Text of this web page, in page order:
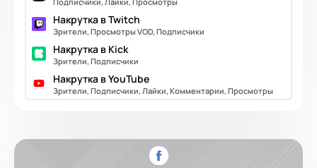
Накрутка в Twitch
Зрители, Просмотры VOD, Подписчики
Накрутка в Kick
Зрители, Подписчики
Накрутка в YouTube
Зрители, Подписчики, Лайки, Комментарии, Просмотры